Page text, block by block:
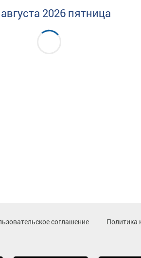
2026 пятница
соглашение
Политика